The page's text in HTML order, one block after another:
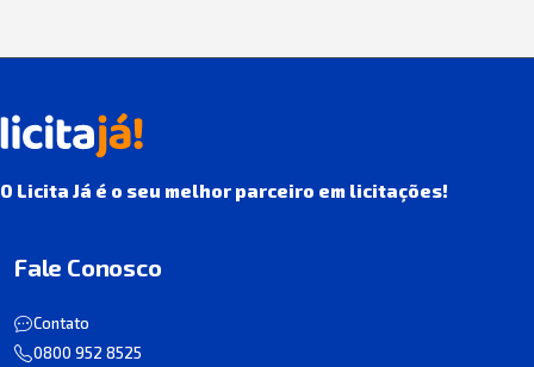
O Licita Já é o seu melhor parceiro em licitações!
Fale Conosco
Contato
0800 952 8525